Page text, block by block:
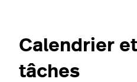
Calendrier
tâches